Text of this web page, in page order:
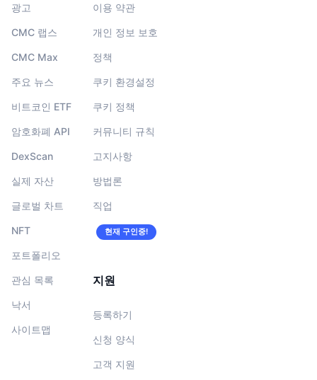
광고
CMC 랩스
CMC Max
주요 뉴스
비트코인 ETF
암호화폐 API
DexScan
실제 자산
글로벌 차트
NFT
포트폴리오
관심 목록
낙서
사이트맵
이용 약관
개인 정보 보호
정책
쿠키 환경설정
쿠키 정책
커뮤니티 규칙
고지사항
방법론
직업
현재 구인중!
지원
등록하기
신청 양식
고객 지원